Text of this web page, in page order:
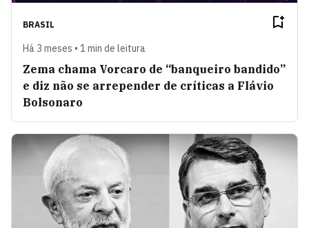
BRASIL
Há 3 meses • 1 min de leitura
Zema chama Vorcaro de “banqueiro bandido”
e diz não se arrepender de críticas a Flávio
Bolsonaro